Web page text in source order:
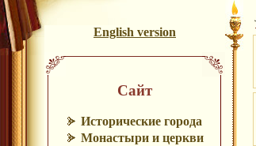
English version
Сайт
Исторические города
Монастыри и церкви